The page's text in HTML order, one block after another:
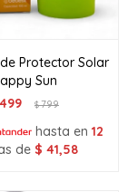
Protector Solar
Sun
499 $799
hasta en 12
de $ 41,58